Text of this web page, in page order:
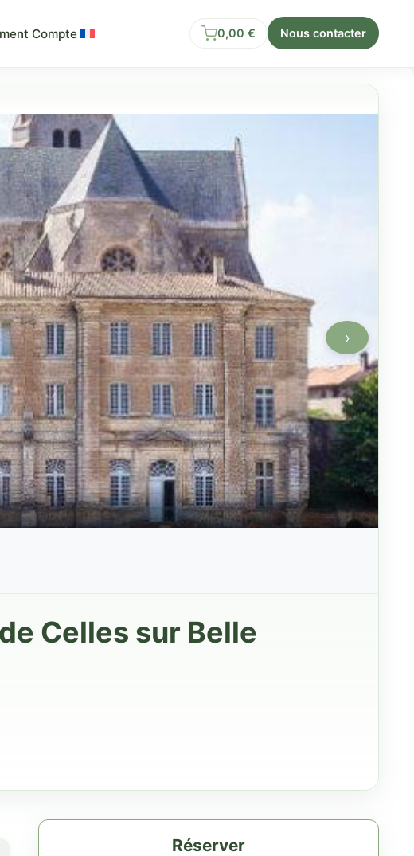
Compte 0,00 € Nous contacter
›
Celles sur Belle
Réserver